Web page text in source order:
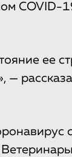
COVID-
ее
—